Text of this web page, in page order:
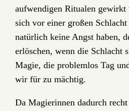
aufwendigen Ritualen gewirkt
sich vor einer großen
natürlich keine Angst haben,
erlöschen, wenn die Schlacht
Magie, die problemlos Tag
wir für zu mächtig.
Da Magierinnen dadurch